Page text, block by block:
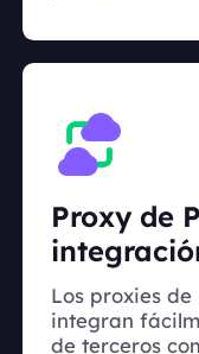
Proxy de
Los proxies
integran
de terceros